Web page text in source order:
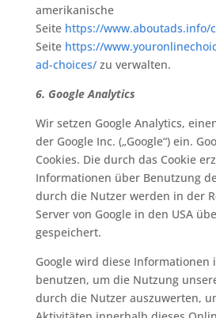
amerikanische
Seite https://www.aboutads.info/
Seite https://
ad-choices/zu verwalten.
6. Google Analytics
Wir setzen Google Analytics,
der Google Inc. („Google“) ein.
Cookies. Die durch das Cookie
Informationen über Benutzung
durch die Nutzer werden in der
Server von Google in den USA
gespeichert.
Google wird diese Informationen
benutzen, um die Nutzung
durch die Nutzer auszuwerten,